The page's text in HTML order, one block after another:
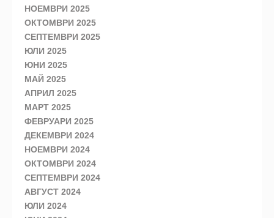
НОЕМВРИ 2025
ОКТОМВРИ 2025
СЕПТЕМВРИ 2025
ЮЛИ 2025
ЮНИ 2025
МАЙ 2025
АПРИЛ 2025
МАРТ 2025
ФЕВРУАРИ 2025
ДЕКЕМВРИ 2024
НОЕМВРИ 2024
ОКТОМВРИ 2024
СЕПТЕМВРИ 2024
АВГУСТ 2024
ЮЛИ 2024